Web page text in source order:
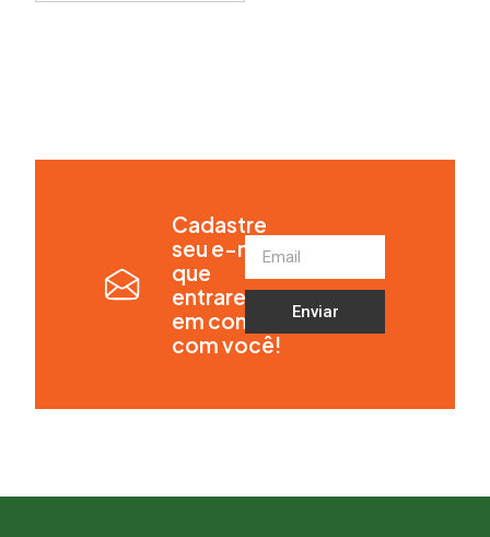
Cadastre
seu e-mail
que
entraremos
em contato
com você!
Enviar